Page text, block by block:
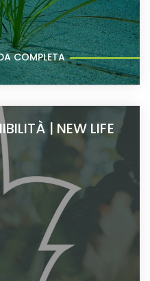
COMPLETA
| NEW LIFE